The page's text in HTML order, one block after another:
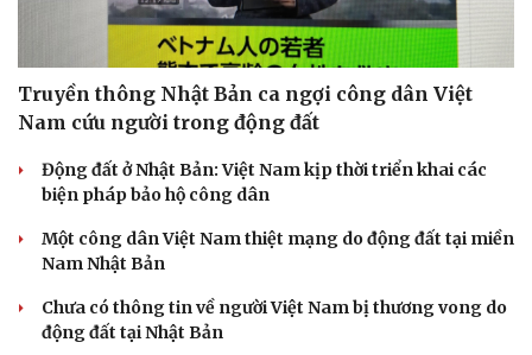
Truyền thông Nhật Bản ca ngợi công dân Việt
Nam cứu người trong động đất
Động đất ở Nhật Bản: Việt Nam kịp thời triển khai các
biện pháp bảo hộ công dân
Một công dân Việt Nam thiệt mạng do động đất tại miền
Nam Nhật Bản
Chưa có thông tin về người Việt Nam bị thương vong do
động đất tại Nhật Bản